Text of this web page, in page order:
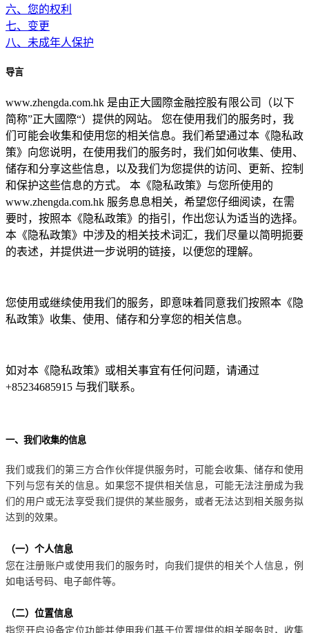
六、您的权利
七、变更
八、未成年人保护
导言
www.zhengda.com.hk 是由正大國際金融控股有限公司（以下
简称”正大國際“）提供的网站。 您在使用我们的服务时，我
们可能会收集和使用您的相关信息。我们希望通过本《隐私政
策》向您说明，在使用我们的服务时，我们如何收集、使用、
储存和分享这些信息，以及我们为您提供的访问、更新、控制
和保护这些信息的方式。 本《隐私政策》与您所使用的
www.zhengda.com.hk 服务息息相关，希望您仔细阅读，在需
要时，按照本《隐私政策》的指引，作出您认为适当的选择。
本《隐私政策》中涉及的相关技术词汇，我们尽量以简明扼要
的表述，并提供进一步说明的链接，以便您的理解。
您使用或继续使用我们的服务，即意味着同意我们按照本《隐
私政策》收集、使用、储存和分享您的相关信息。
如对本《隐私政策》或相关事宜有任何问题，请通过
+85234685915 与我们联系。
一、我们收集的信息
我们或我们的第三方合作伙伴提供服务时，可能会收集、储存和使用
下列与您有关的信息。如果您不提供相关信息，可能无法注册成为我
们的用户或无法享受我们提供的某些服务，或者无法达到相关服务拟
达到的效果。
（一）个人信息
您在注册账户或使用我们的服务时，向我们提供的相关个人信息，例
如电话号码、电子邮件等。
（二）位置信息
指您开启设备定位功能并使用我们基于位置提供的相关服务时，收集